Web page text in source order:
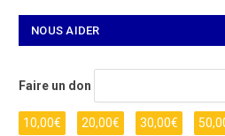
NOUS AIDER
Faire un don
10,00€ 20,00€ 30,00€